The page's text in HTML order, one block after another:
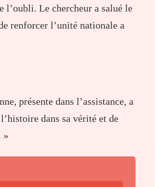
l’oubli. Le chercheur a salué le
renforcer l’unité nationale a
présente dans l’assistance, a
dans sa vérité et de
»